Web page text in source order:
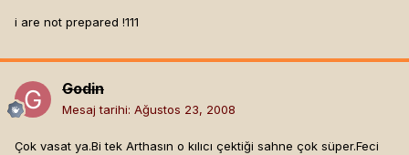
i are not prepared !111
Godin
Mesaj tarihi: Ağustos 23, 2008
Çok vasat ya.Bi tek Arthasın o kılıcı çektiği sahne çok süper.Feci